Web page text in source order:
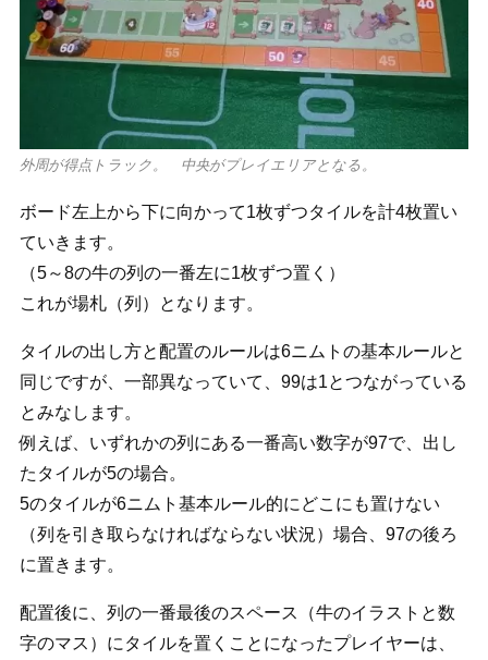
外周が得点トラック。 中央がプレイエリアとなる。
ボード左上から下に向かって1枚ずつタイルを計4枚置い
ていきます。
（5～8の牛の列の一番左に1枚ずつ置く）
これが場札（列）となります。
タイルの出し方と配置のルールは6ニムトの基本ルールと
同じですが、一部異なっていて、99は1とつながっている
とみなします。
例えば、いずれかの列にある一番高い数字が97で、出し
たタイルが5の場合。
5のタイルが6ニムト基本ルール的にどこにも置けない
（列を引き取らなければならない状況）場合、97の後ろ
に置きます。
配置後に、列の一番最後のスペース（牛のイラストと数
字のマス）にタイルを置くことになったプレイヤーは、